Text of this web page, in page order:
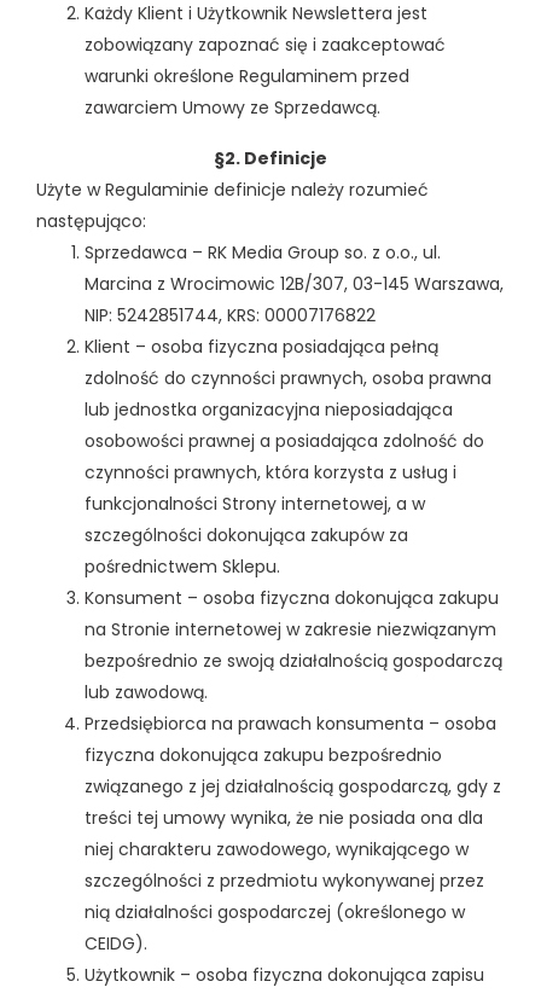
Każdy Klient i Użytkownik Newslettera jest
zobowiązany zapoznać się i zaakceptować
warunki określone Regulaminem przed
zawarciem Umowy ze Sprzedawcą.
§2. Definicje
Użyte w Regulaminie definicje należy rozumieć
następująco:
Sprzedawca – RK Media Group so. z o.o., ul.
Marcina z Wrocimowic 12B/307, 03-145 Warszawa,
NIP: 5242851744, KRS: 00007176822
Klient – osoba fizyczna posiadająca pełną
zdolność do czynności prawnych, osoba prawna
lub jednostka organizacyjna nieposiadająca
osobowości prawnej a posiadająca zdolność do
czynności prawnych, która korzysta z usług i
funkcjonalności Strony internetowej, a w
szczególności dokonująca zakupów za
pośrednictwem Sklepu.
Konsument – osoba fizyczna dokonująca zakupu
na Stronie internetowej w zakresie niezwiązanym
bezpośrednio ze swoją działalnością gospodarczą
lub zawodową.
Przedsiębiorca na prawach konsumenta – osoba
fizyczna dokonująca zakupu bezpośrednio
związanego z jej działalnością gospodarczą, gdy z
treści tej umowy wynika, że nie posiada ona dla
niej charakteru zawodowego, wynikającego w
szczególności z przedmiotu wykonywanej przez
nią działalności gospodarczej (określonego w
CEIDG).
Użytkownik – osoba fizyczna dokonująca zapisu